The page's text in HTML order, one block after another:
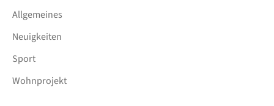
Allgemeines
Neuigkeiten
Sport
Wohnprojekt